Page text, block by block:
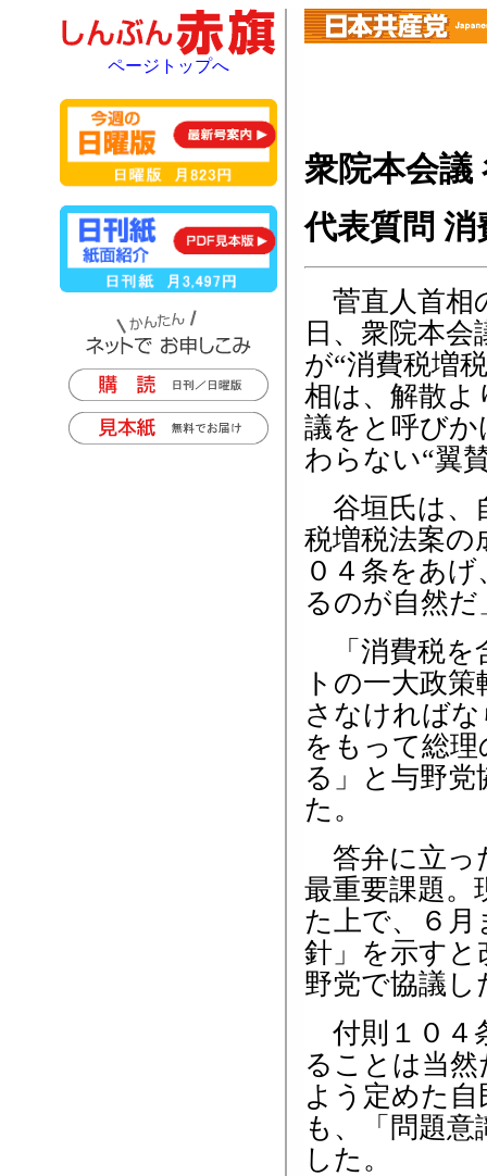
衆院本会議
代表質問 消
菅直人首相
日、衆院本
が“消費税増
相は、解散よ
議をと呼び
わらない“翼
谷垣氏は、
税増税法案の
０４条をあ
るのが自然
「消費税を
トの一大政
さなければ
をもって総
る」と与野
た。
答弁に立っ
最重要課題
た上で、６月
針」を示すと
野党で協議
付則１０４
ることは当
よう定めた
も、「問題
した。
ページトップへ